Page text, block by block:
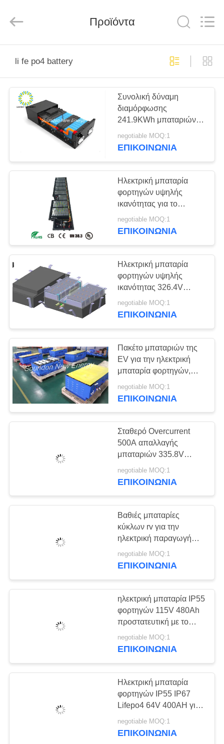
ΠΡΟΪΌΝΤΑ
ΕΜΦΆΝΙΣΗ
ΠΕΡΊΠΟΥ
ΕΡΓΟΣΤΑΣΊΩΝ
ΠΟΙΟΤΙΚΌΣ
ΈΛΕΓΧΟΣ
ΜΑΣ
ΣΕ
ΕΠΑΦΉ
ΜΕ
ΖΗΤΉΣΤΕ
ΈΝΑ
ΠΟΛΙΤΙΚΉ
Technology
Co,.Ltd..
Προϊόντα
li fe po4 battery
Συνολική δύναμη
διαμόρφωσης
241.9KWh μπαταριών
18P 168S φορτηγών
λίθιου Lifepo4 538V
negotiable MOQ:1
ΕΠΙΚΟΙΝΩΝΊΑ
Ηλεκτρική μπαταρία
φορτηγών υψηλής
ικανότητας για το
επιχειρησιακό
λεωφορείο 6 μέτρων,
negotiable MOQ:1
ΕΠΙΚΟΙΝΩΝΊΑ
Ηλεκτρική μπαταρία
φορτηγών υψηλής
ικανότητας 326.4V
180Ah Lifepo4 για το
ηλεκτρικό λογιστικό
negotiable MOQ:1
ΕΠΙΚΟΙΝΩΝΊΑ
Πακέτο μπαταριών της
EV για την ηλεκτρική
μπαταρία φορτηγών,
θαλάσσια μπαταρία
κύκλων 537.6V150Ah
negotiable MOQ:1
ΕΠΙΚΟΙΝΩΝΊΑ
Σταθερό Overcurrent
500A απαλλαγής
μπαταριών 335.8V
480Ah φορτηγών λίθιου
σχεδίου Comapct
negotiable MOQ:1
ΕΠΙΚΟΙΝΩΝΊΑ
Βαθιές μπαταρίες
κύκλων rv για την
ηλεκτρική παραγωγή
384V 200Ah υψηλής
δύναμης μπαταριών
negotiable MOQ:1
ΕΠΙΚΟΙΝΩΝΊΑ
ηλεκτρική μπαταρία IP55
φορτηγών 115V 480Ah
προστατευτική με το
σύστημα αερόψυξης
negotiable MOQ:1
ΕΠΙΚΟΙΝΩΝΊΑ
Ηλεκτρική μπαταρία
φορτηγών IP55 IP67
Lifepo4 64V 400AH για
το αυτοκίνητο Ε/τα
φορτηγά Ε/το λεωφορείο
negotiable MOQ:1
ΕΠΙΚΟΙΝΩΝΊΑ